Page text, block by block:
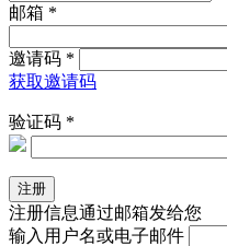
邮箱 *
邀请码 *
获取邀请码
验证码 *
注册信息通过邮箱发给您
输入用户名或电子邮件